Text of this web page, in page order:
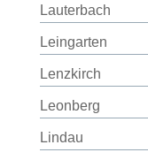
Lauterbach
Leingarten
Lenzkirch
Leonberg
Lindau